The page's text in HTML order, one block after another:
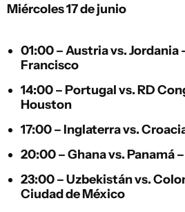
Miércoles 17 de junio
01:00 –Austriavs.Jordania
Francisco
14:00 – Portugalvs.RD
Houston
17:00 – Inglaterravs.
20:00 –Ghanavs. Panamá
23:00 –Uzbekistánvs.
Ciudad de México